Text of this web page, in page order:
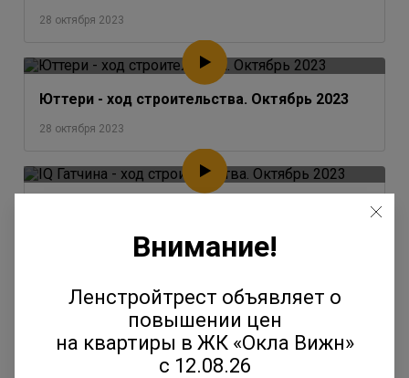
28 октября 2023
Юттери - ход строительства. Октябрь 2023
28 октября 2023
Окла - ход строительства. Октябрь 2023
28 октября 2023
Внимание!
Ленстройтрест объявляет о
повышении цен
на квартиры в ЖК «Окла Вижн»
с 12.08.26